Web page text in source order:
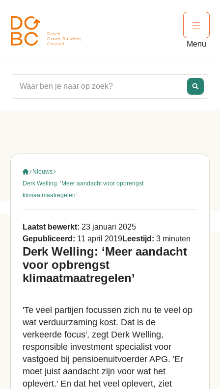
Open
Menu
Nieuws
Derk Welling: ‘Meer aandacht voor opbrengst
klimaatmaatregelen’
Laatst bewerkt: 23 januari 2025
Gepubliceerd: 11 april 2019Leestijd:3 minuten
Derk Welling: ‘Meer aandacht
voor opbrengst
klimaatmaatregelen’
'Te veel partijen focussen zich nu te veel op
wat verduurzaming kost. Dat is de
verkeerde focus', zegt Derk Welling,
responsible investment specialist voor
vastgoed bij pensioenuitvoerder APG. 'Er
moet juist aandacht zijn voor wat het
oplevert.' En dat het veel oplevert, ziet